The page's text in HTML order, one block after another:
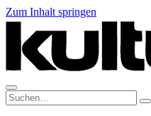
Zum Inhalt springen
Suche: